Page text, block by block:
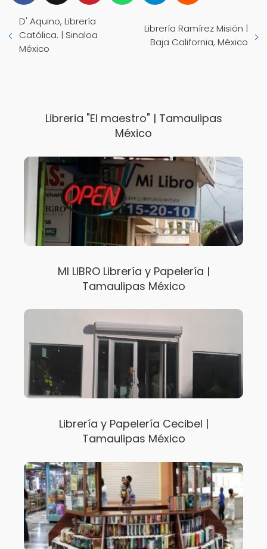
D' Aquino, Librería
Católica. | Sinaloa
México
Librería Ramírez Misión |
Baja California, México
Libreria "El maestro" | Tamaulipas
México
MI LIBRO Librería y Papelería |
Tamaulipas México
Librería y Papelería Cecibel |
Tamaulipas México